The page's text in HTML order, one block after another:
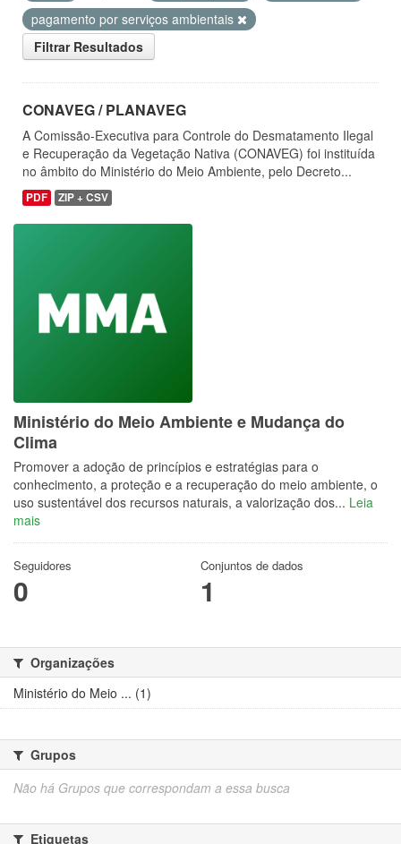
pagamento por serviços ambientais
Filtrar Resultados
CONAVEG / PLANAVEG
A Comissão-Executiva para Controle do Desmatamento Ilegal
e Recuperação da Vegetação Nativa (CONAVEG) foi instituída
no âmbito do Ministério do Meio Ambiente, pelo Decreto...
PDF ZIP + CSV
Ministério do Meio Ambiente e Mudança do
Clima
Promover a adoção de princípios e estratégias para o
conhecimento, a proteção e a recuperação do meio ambiente, o
uso sustentável dos recursos naturais, a valorização dos... Leia
mais
Seguidores
0
Conjuntos de dados
1
Organizações
Ministério do Meio ... (1)
Grupos
Não há Grupos que correspondam a essa busca
Etiquetas